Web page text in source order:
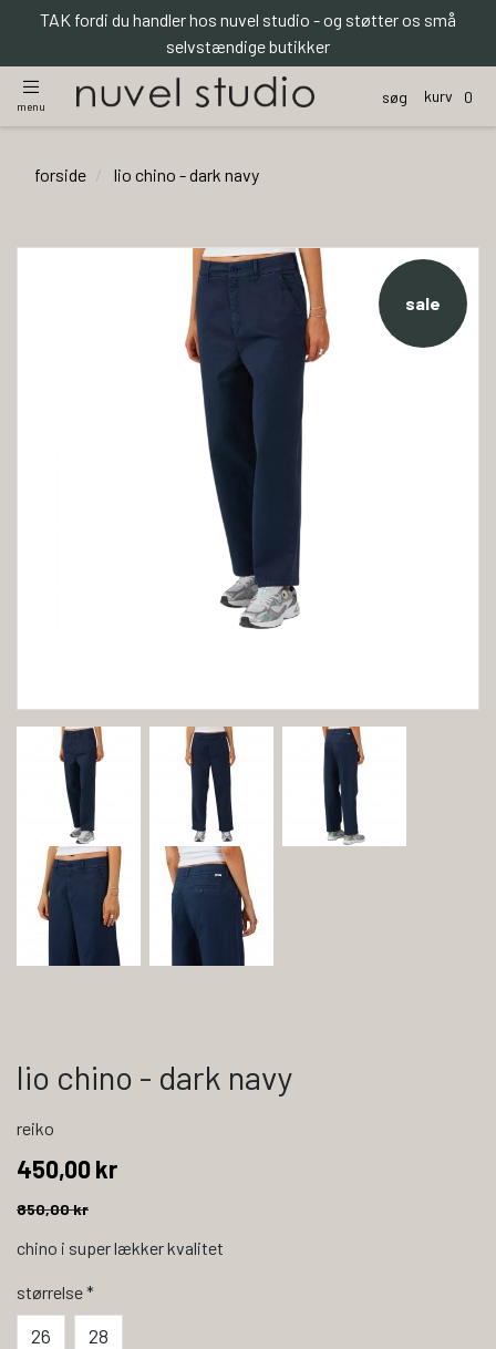
TAK fordi du handler hos nuvel studio - og støtter os små
selvstændige butikker
menu
søg kurv 0
forside lio chino - dark navy
sale
lio chino - dark navy
reiko
450,00 kr
850,00 kr
chino i super lækker kvalitet
størrelse*
26 28